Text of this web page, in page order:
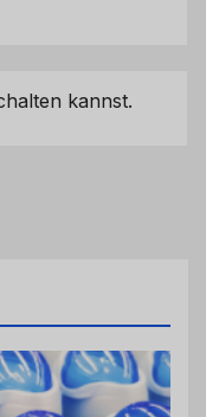
kannst.